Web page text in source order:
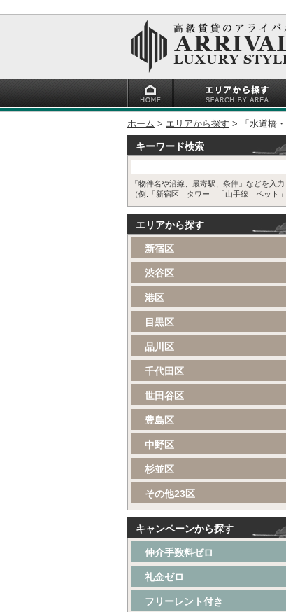
ホーム エリアから探す 「水道橋
キーワード検索
「物件名や沿線、最寄駅、条件」などを入力
（例:「新宿区 タワー」「山手線 ペット」
エリアから探す
新宿区
渋谷区
港区
目黒区
品川区
千代田区
世田谷区
豊島区
中野区
杉並区
その他23区
キャンペーンから探す
仲介手数料ゼロ
礼金ゼロ
フリーレント付き